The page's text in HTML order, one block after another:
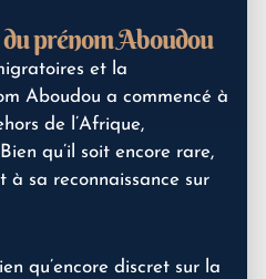
prénom Aboudou
et la
Aboudou a commencé à
de l’Afrique,
qu’il soit encore rare,
à sa reconnaissance sur
qu’encore discret sur la